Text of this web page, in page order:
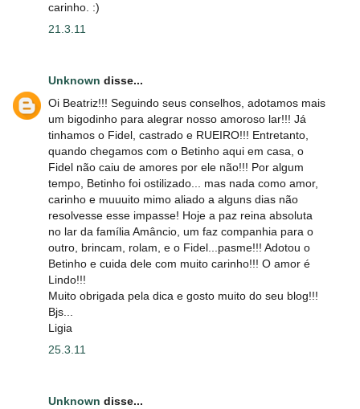
carinho. :)
21.3.11
Unknown disse...
Oi Beatriz!!! Seguindo seus conselhos, adotamos mais
um bigodinho para alegrar nosso amoroso lar!!! Já
tinhamos o Fidel, castrado e RUEIRO!!! Entretanto,
quando chegamos com o Betinho aqui em casa, o
Fidel não caiu de amores por ele não!!! Por algum
tempo, Betinho foi ostilizado... mas nada como amor,
carinho e muuuito mimo aliado a alguns dias não
resolvesse esse impasse! Hoje a paz reina absoluta
no lar da família Amâncio, um faz companhia para o
outro, brincam, rolam, e o Fidel...pasme!!! Adotou o
Betinho e cuida dele com muito carinho!!! O amor é
Lindo!!!
Muito obrigada pela dica e gosto muito do seu blog!!!
Bjs...
Ligia
25.3.11
Unknown disse...